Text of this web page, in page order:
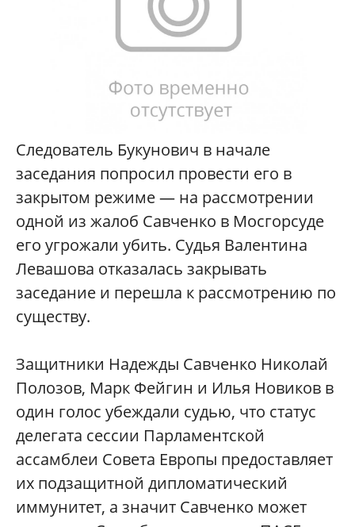
Следователь Букунович в начале
заседания попросил провести его в
закрытом режиме — на рассмотрении
одной из жалоб Савченко в Мосгорсуде
его угрожали убить. Судья Валентина
Левашова отказалась закрывать
заседание и перешла к рассмотрению по
существу.
Защитники Надежды Савченко Николай
Полозов, Марк Фейгин и Илья Новиков в
один голос убеждали судью, что статус
делегата сессии Парламентской
ассамблеи Совета Европы предоставляет
их подзащитной дипломатический
иммунитет, а значит Савченко может